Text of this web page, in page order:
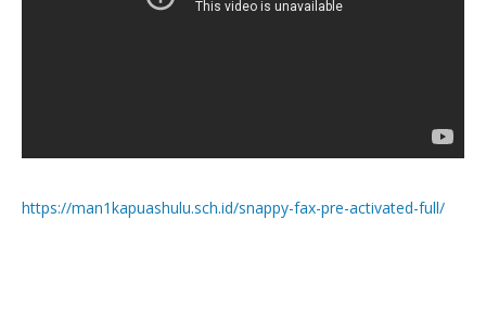
https://man1kapuashulu.sch.id/snappy-fax-pre-activated-full/